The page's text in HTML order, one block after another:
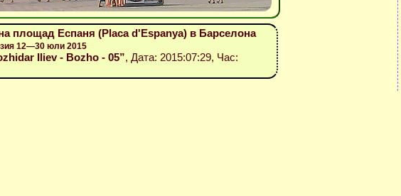
площад Еспаня (Placa d'Espanya) в Барселона
12—30 юли 2015
Iliev - Bozho - 05”, Дата: 2015:07:29, Час: